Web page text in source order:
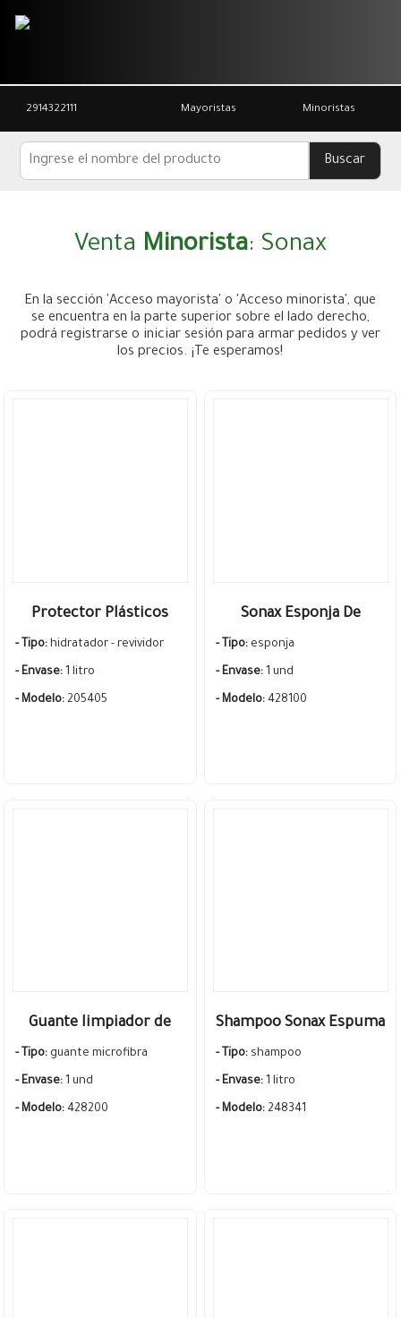
2914322111 Minoristas
Mayoristas
Venta Minorista: Sonax
En la sección 'Acceso mayorista' o 'Acceso minorista', que
se encuentra en la parte superior sobre el lado derecho,
podrá registrarse o iniciar sesión para armar pedidos y ver
los precios. ¡Te esperamos!
Protector Plásticos
Interior Exterior
acabado satinado
- Tipo: hidratador - revividor
- Envase: 1 litro
- Modelo: 205405
Sonax Esponja De
Microfibra 2 En 1 Maxi
Format
- Tipo: esponja
- Envase: 1 und
- Modelo: 428100
Guante limpiador de
microfibra Sonax
- Tipo: guante microfibra
- Envase: 1 und
- Modelo: 428200
Shampoo Sonax Espuma
Activa 1 Litro Foam
Invasion
- Tipo: shampoo
- Envase: 1 litro
- Modelo: 248341